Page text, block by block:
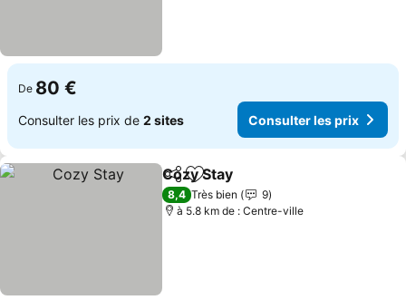
De 80 €
Consulter les prix de 2 sites Consulter les prix
PartagerAjouter à mes favoris
Cozy Stay
8,4 Très bien
9
à 5.8 km de : Centre-ville